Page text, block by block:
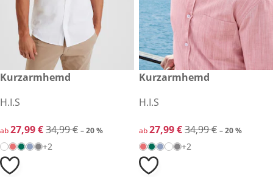
reduzierter Preis 27,99 €, vorheriger Preis: 34,99 €
-20 %
Kurzarmhemd
H.I.S
reduzierter Preis 27,99 €, vorheriger Preis: 34,99 €
ab27,99 €34,99 € – 20 %
+2
reduzierter Preis 27,99 €,
-20 %
Kurzarmhemd
H.I.S
reduzierter Preis 27,99 €,
ab27,99 €34,99 € – 20 %
+2